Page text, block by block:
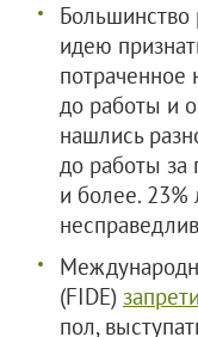
Большинство
идею
потраченное
до работы и
нашлись
до работы за
и более. 23%
(FIDE)
пол,